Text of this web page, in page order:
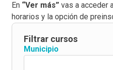
En “Ver más” vas a acceder
horarios y la opción de
Filtrar cursos
Municipio